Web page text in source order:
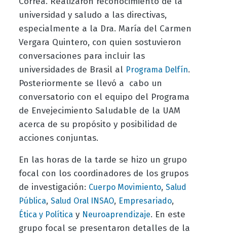
universidad y saludo a las directivas,
especialmente a la Dra. María del Carmen
Vergara Quintero, con quien sostuvieron
conversaciones para incluir las
universidades de Brasil al Programa Delfín.
Posteriormente se llevó a cabo un
conversatorio con el equipo del Programa
de Envejecimiento Saludable de la UAM
acerca de su propósito y posibilidad de
acciones conjuntas.
En las horas de la tarde se hizo un grupo
focal con los coordinadores de los grupos
de investigación: Cuerpo Movimiento, Salud
Pública, Salud Oral INSAO, Empresariado,
Ética y Políticay Neuroaprendizaje. En este
grupo focal se presentaron detalles de la